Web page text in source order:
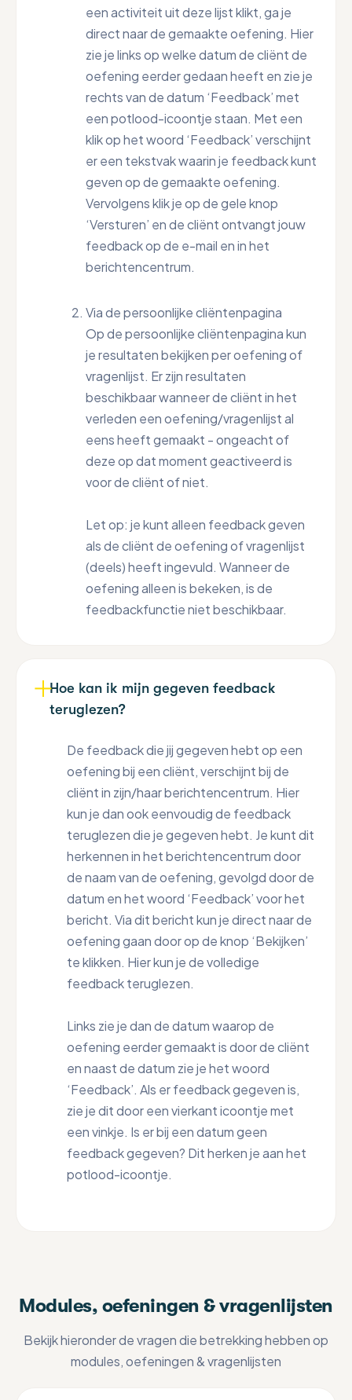
een activiteit uit deze lijst klikt, ga je
direct naar de gemaakte oefening. Hier
zie je links op welke datum de cliënt de
oefening eerder gedaan heeft en zie je
rechts van de datum ‘Feedback’ met
een potlood-icoontje staan. Met een
klik op het woord ‘Feedback’ verschijnt
er een tekstvak waarin je feedback kunt
geven op de gemaakte oefening.
Vervolgens klik je op de gele knop
‘Versturen’ en de cliënt ontvangt jouw
feedback op de e-mail en in het
berichtencentrum.
Via de persoonlijke cliëntenpagina
Op de persoonlijke cliëntenpagina kun
je resultaten bekijken per oefening of
vragenlijst. Er zijn resultaten
beschikbaar wanneer de cliënt in het
verleden een oefening/vragenlijst al
eens heeft gemaakt - ongeacht of
deze op dat moment geactiveerd is
voor de cliënt of niet.
Let op: je kunt alleen feedback geven
als de cliënt de oefening of vragenlijst
(deels) heeft ingevuld. Wanneer de
oefening alleen is bekeken, is de
feedbackfunctie niet beschikbaar.
Hoe kan ik mijn gegeven feedback
teruglezen?
De feedback die jij gegeven hebt op een
oefening bij een cliënt, verschijnt bij de
cliënt in zijn/haar berichtencentrum. Hier
kun je dan ook eenvoudig de feedback
teruglezen die je gegeven hebt. Je kunt dit
herkennen in het berichtencentrum door
de naam van de oefening, gevolgd door de
datum en het woord ‘Feedback’ voor het
bericht. Via dit bericht kun je direct naar de
oefening gaan door op de knop ‘Bekijken’
te klikken. Hier kun je de volledige
feedback teruglezen.
Links zie je dan de datum waarop de
oefening eerder gemaakt is door de cliënt
en naast de datum zie je het woord
‘Feedback’. Als er feedback gegeven is,
zie je dit door een vierkant icoontje met
een vinkje. Is er bij een datum geen
feedback gegeven? Dit herken je aan het
potlood-icoontje.
Modules, oefeningen & vragenlijsten
Bekijk hieronder de vragen die betrekking hebben op
modules, oefeningen & vragenlijsten